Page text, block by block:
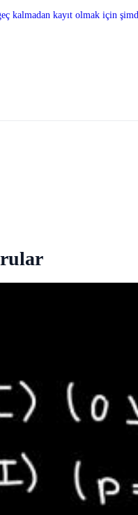
kalmadan kayıt olmak için